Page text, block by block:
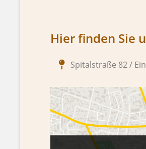
Hier finden Sie
Spitalstraße 82 /